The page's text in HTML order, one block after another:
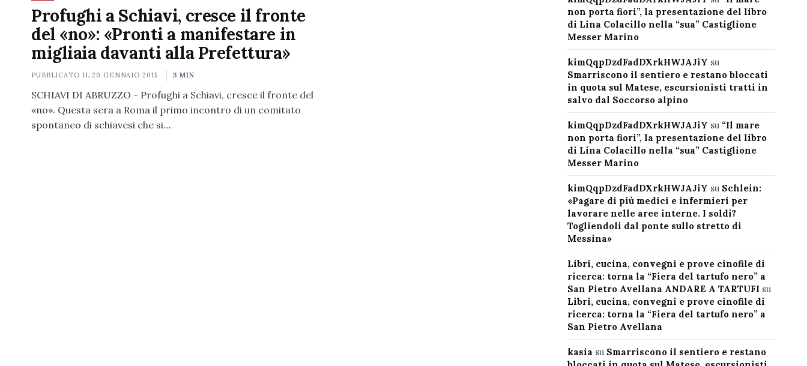
Profughi a Schiavi, cresce il fronte
del «no»: «Pronti a manifestare in
migliaia davanti alla Prefettura»
PUBBLICATO IL20 GENNAIO 2015 3 MIN
SCHIAVI DI ABRUZZO - Profughi a Schiavi, cresce il fronte del
«no». Questa sera a Roma il primo incontro di un comitato
spontaneo di schiavesi che si…
non porta fiori”, la presentazione del libro
di Lina Colacillo nella “sua” Castiglione
Messer Marino
kimQqpDzdFadDXrkHWJAJiY su
Smarriscono il sentiero e restano bloccati
in quota sul Matese, escursionisti tratti in
salvo dal Soccorso alpino
kimQqpDzdFadDXrkHWJAJiY su “Il mare
non porta fiori”, la presentazione del libro
di Lina Colacillo nella “sua” Castiglione
Messer Marino
kimQqpDzdFadDXrkHWJAJiY su Schlein:
«Pagare di più medici e infermieri per
lavorare nelle aree interne. I soldi?
Togliendoli dal ponte sullo stretto di
Messina»
Libri, cucina, convegni e prove cinofile di
ricerca: torna la “Fiera del tartufo nero” a
San Pietro Avellana ANDARE A TARTUFI su
Libri, cucina, convegni e prove cinofile di
ricerca: torna la “Fiera del tartufo nero” a
San Pietro Avellana
kasia su Smarriscono il sentiero e restano